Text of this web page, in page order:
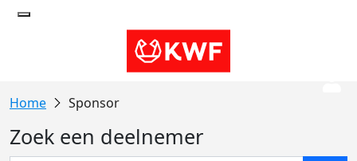
Sponsor
Zoek een deelnemer